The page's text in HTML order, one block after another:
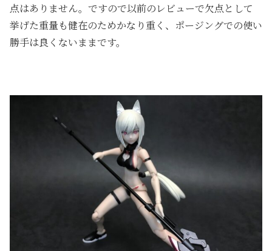
点はありません。ですので以前のレビューで欠点として
挙げた重量も健在のためかなり重く、ポージングでの使い
勝手は良くないままです。